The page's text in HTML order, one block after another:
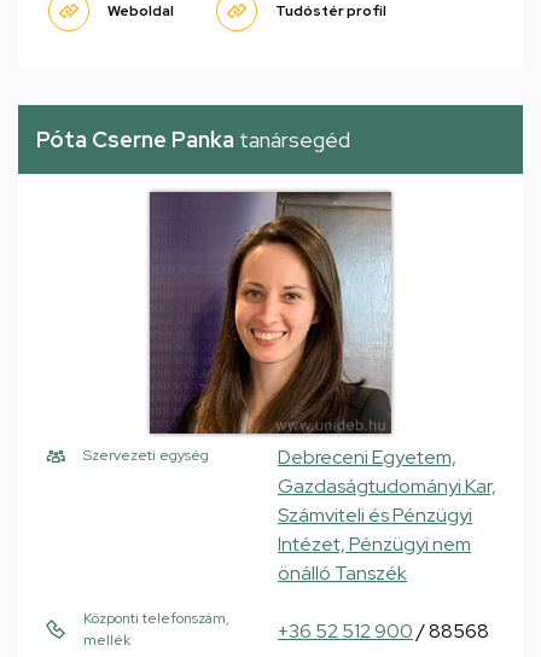
Weboldal Tudóstér profil
Póta Cserne Panka tanársegéd
Szervezeti egység
Debreceni Egyetem,
Gazdaságtudományi Kar,
Számviteli és Pénzügyi
Intézet, Pénzügyi nem
önálló Tanszék
Központi telefonszám,
mellék
+36 52 512 900/ 88568